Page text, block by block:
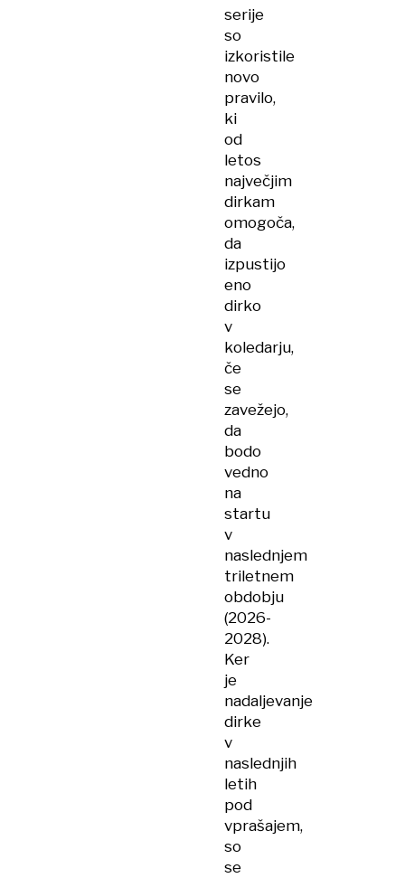
serije
so
izkoristile
novo
pravilo,
ki
od
letos
največjim
dirkam
omogoča,
da
izpustijo
eno
dirko
v
koledarju,
če
se
zavežejo,
da
bodo
vedno
na
startu
v
naslednjem
triletnem
obdobju
(2026-
2028).
Ker
je
nadaljevanje
dirke
v
naslednjih
letih
pod
vprašajem,
so
se